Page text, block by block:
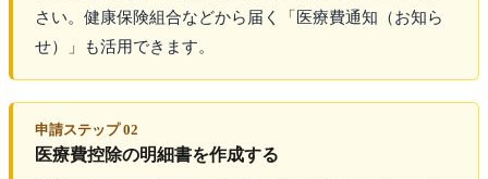
さい。健康保険組合などから届く「医療費通知（お知ら
せ）」も活用できます。
申請ステップ 02
医療費控除の明細書を作成する